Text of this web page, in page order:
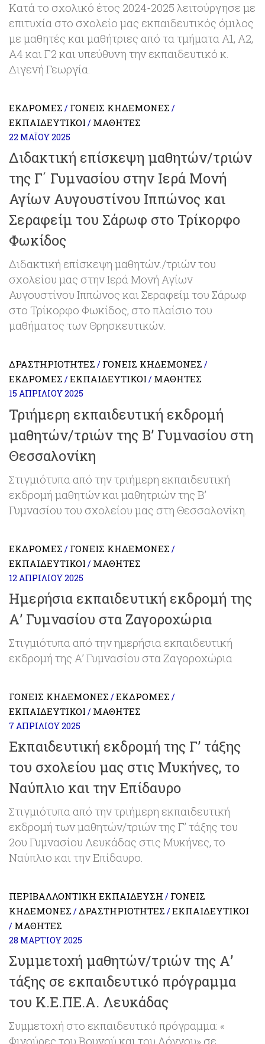
Κατά το σχολικό έτος 2024-2025 λειτούργησε με
επιτυχία στο σχολείο μας εκπαιδευτικός όμιλος
με μαθητές και μαθήτριες από τα τμήματα Α1, Α2,
Α4 και Γ2 και υπεύθυνη την εκπαιδευτικό κ.
Διγενή Γεωργία.
ΕΚΔΡΟΜΈΣ / ΓΟΝΕΊΣ ΚΗΔΕΜΌΝΕΣ /
ΕΚΠΑΙΔΕΥΤΙΚΟΊ / ΜΑΘΗΤΈΣ
22 ΜΑΪ́ΟΥ 2025
Διδακτική επίσκεψη μαθητών/τριών
της Γ΄ Γυμνασίου στην Ιερά Μονή
Αγίων Αυγουστίνου Ιππώνος και
Σεραφείμ του Σάρωφ στο Τρίκορφο
Φωκίδος
Διδακτική επίσκεψη μαθητών./τριών του
σχολείου μας στην Ιερά Μονή Αγίων
Αυγουστίνου Ιππώνος και Σεραφείμ του Σάρωφ
στο Τρίκορφο Φωκίδος, στο πλαίσιο του
μαθήματος των Θρησκευτικών.
ΔΡΑΣΤΗΡΙΌΤΗΤΕΣ / ΓΟΝΕΊΣ ΚΗΔΕΜΌΝΕΣ /
ΕΚΔΡΟΜΈΣ /ΕΚΠΑΙΔΕΥΤΙΚΟΊ / ΜΑΘΗΤΈΣ
15 ΑΠΡΙΛΊΟΥ 2025
Τριήμερη εκπαιδευτική εκδρομή
μαθητών/τριών της Β’ Γυμνασίου στη
Θεσσαλονίκη
Στιγμιότυπα από την τριήμερη εκπαιδευτική
εκδρομή μαθητών και μαθητριών της Β’
Γυμνασίου του σχολείου μας στη Θεσσαλονίκη.
ΕΚΔΡΟΜΈΣ / ΓΟΝΕΊΣ ΚΗΔΕΜΌΝΕΣ /
ΕΚΠΑΙΔΕΥΤΙΚΟΊ / ΜΑΘΗΤΈΣ
12 ΑΠΡΙΛΊΟΥ 2025
Ημερήσια εκπαιδευτική εκδρομή της
Α’ Γυμνασίου στα Ζαγοροχώρια
Στιγμιότυπα από την ημερήσια εκπαιδευτική
εκδρομή της Α’ Γυμνασίου στα Ζαγοροχώρια
ΓΟΝΕΊΣ ΚΗΔΕΜΌΝΕΣ /ΕΚΔΡΟΜΈΣ /
ΕΚΠΑΙΔΕΥΤΙΚΟΊ / ΜΑΘΗΤΈΣ
7 ΑΠΡΙΛΊΟΥ 2025
Εκπαιδευτική εκδρομή της Γ’ τάξης
του σχολείου μας στις Μυκήνες, το
Ναύπλιο και την Επίδαυρο
Στιγμιότυπα από την τριήμερη εκπαιδευτική
εκδρομή των μαθητών/τριών της Γ’ τάξης του
2ου Γυμνασίου Λευκάδας στις Μυκήνες, το
Ναύπλιο και την Επίδαυρο.
ΠΕΡΙΒΑΛΛΟΝΤΙΚΉ ΕΚΠΑΊΔΕΥΣΗ / ΓΟΝΕΊΣ
ΚΗΔΕΜΌΝΕΣ /ΔΡΑΣΤΗΡΙΌΤΗΤΕΣ /ΕΚΠΑΙΔΕΥΤΙΚΟΊ
/ ΜΑΘΗΤΈΣ
28 ΜΑΡΤΊΟΥ 2025
Συμμετοχή μαθητών/τριών της Α’
τάξης σε εκπαιδευτικό πρόγραμμα
του Κ.Ε.ΠΕ.Α. Λευκάδας
Συμμετοχή στο εκπαιδευτικό πρόγραμμα: «
Φιγούρες του Βουνού και του Λόγγου» σε